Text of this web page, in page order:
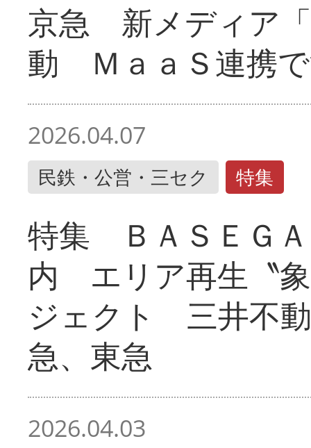
京急 新メディア
動 ＭａａＳ連携
2026.04.07
民鉄・公営・三セク 特集
特集 ＢＡＳＥＧ
内 エリア再生〝
ジェクト 三井不
急、東急
2026.04.03